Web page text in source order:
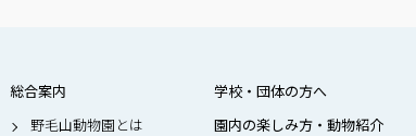
総合案内
野毛山動物園とは
学校・団体の方へ
園内の楽しみ方・動物紹介